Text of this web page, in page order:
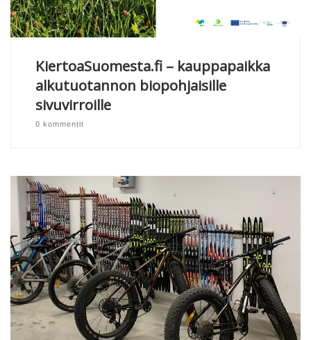
KiertoaSuomesta.fi – kauppapaikka
alkutuotannon biopohjaisille
sivuvirroille
0 kommentit